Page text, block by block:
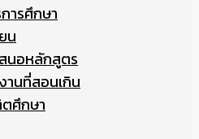
ารศึกษา
น
นอหลักสูตร
านที่สอนเกิน
ศึกษา